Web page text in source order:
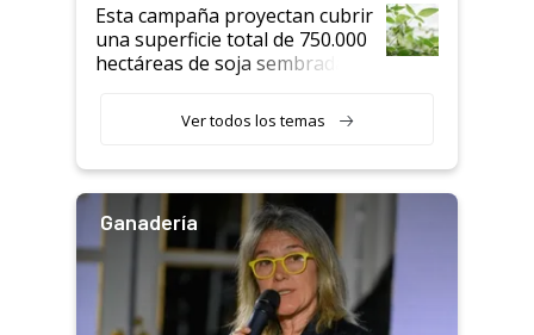
Esta campaña proyectan cubrir
una superficie total de 750.000
hectáreas de soja sembradas
variedades que marcan un
salto tecnológico en genética y
Ver todos los temas
Ganadería